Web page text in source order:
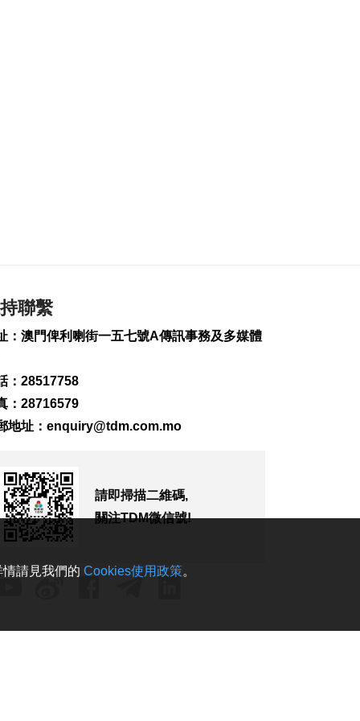
泰國擬推更嚴格槍支
民主剛果伊波拉累計
拱關截澳門女子超額
485
0
2026-08-07 22:49
聯繫
：澳門俾利喇街一五七號A傳訊事務及多媒體
：28517758
：28716579
地址： enquiry@tdm.com.mo
請即掃描二維碼,
關注TDM微信號!
請見我們的 Cookies使用政策。